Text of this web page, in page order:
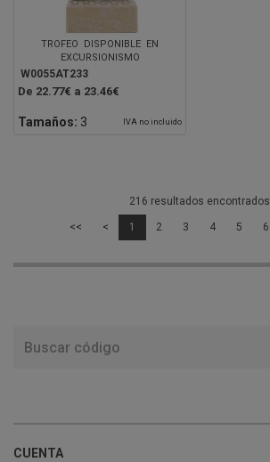
TROFEO DISPONIBLE EN
EXCURSIONISMO
W0055AT233
De 22.77€ a 23.46€
Tamaños: 3 IVA no incluido
216 resultados encontrados
<< < 1 2 3 4 5 6
CUENTA